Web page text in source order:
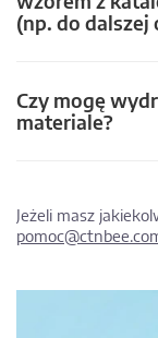
(np. do dalszej
Czy mogę
materiale?
Jeżeli masz